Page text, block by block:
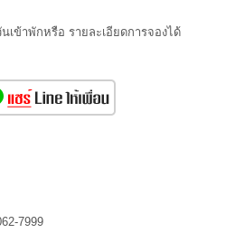
เข้าพักหรือ รายละเอียดการจองได้
7999